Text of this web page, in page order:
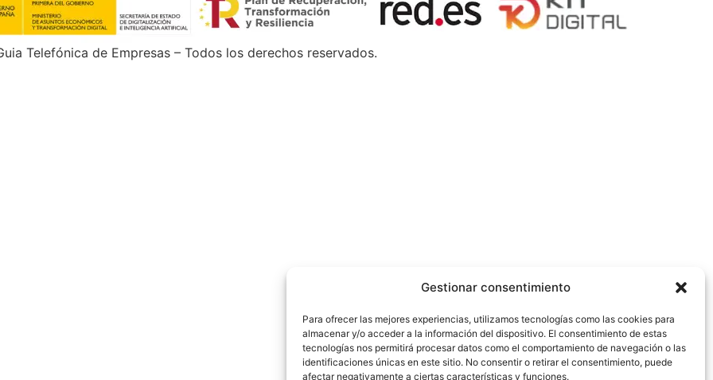
Gestionar consentimiento
Para ofrecer las mejores experiencias, utilizamos tecnologías como las cookies para
almacenar y/o acceder a la información del dispositivo. El consentimiento de estas
tecnologías nos permitirá procesar datos como el comportamiento de navegación o las
identificaciones únicas en este sitio. No consentir o retirar el consentimiento, puede
afectar negativamente a ciertas características y funciones.
Telefónica de Empresas – Todos los derechos reservados.